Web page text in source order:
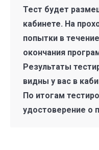
Тест будет
кабинете. На
попытки в
окончания
Результаты
видны у вас в
По итогам
удостоверение о